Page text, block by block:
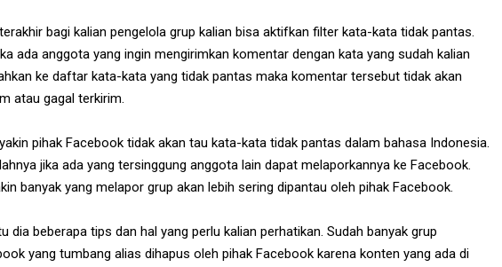
bagi kalian pengelola grup kalian bisa aktifkan filter kata-kata tidak pantas.
ada anggota yang ingin mengirimkan komentar dengan kata yang sudah kalian
ke daftar kata-kata yang tidak pantas maka komentar tersebut tidak akan
atau gagal terkirim.
pihak Facebook tidak akan tau kata-kata tidak pantas dalam bahasa Indonesia.
jika ada yang tersinggung anggota lain dapat melaporkannya ke Facebook.
banyak yang melapor grup akan lebih sering dipantau oleh pihak Facebook.
dia beberapa tips dan hal yang perlu kalian perhatikan. Sudah banyak grup
yang tumbang alias dihapus oleh pihak Facebook karena konten yang ada di